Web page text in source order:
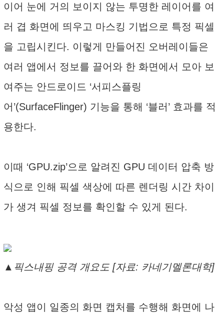
이어 눈에 거의 보이지 않는 투명한 레이어를 여
러 겹 화면에 띄우고 마스킹 기법으로 특정 픽셀
을 고립시킨다. 이렇게 만들어진 오버레이들은
여러 앱에서 정보를 끌어와 한 화면에서 모아 보
여주는 안드로이드 ‘서피스플링
어’(SurfaceFlinger) 기능을 통해 ‘블러’ 효과를 적
용한다.
이때 ‘GPU.zip’으로 알려진 GPU 데이터 압축 방
식으로 인해 픽셀 색상에 따른 렌더링 시간 차이
가 생겨 픽셀 정보를 확인할 수 있게 된다.
▲픽스내핑 공격 개요도 [자료: 카네기멜론대학]
악성 앱이 일종의 화면 캡처를 수행해 화면에 나